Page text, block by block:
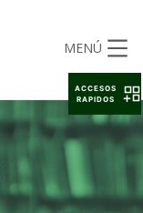
MENÚ
ACCESOS
RAPIDOS